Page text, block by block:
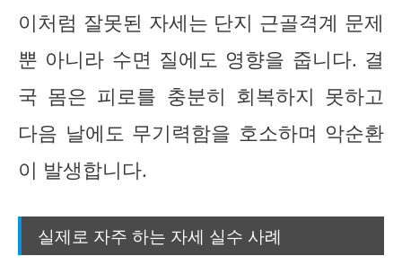
이처럼 잘못된 자세는 단지 근골격계 문제
뿐 아니라 수면 질에도 영향을 줍니다. 결
국 몸은 피로를 충분히 회복하지 못하고
다음 날에도 무기력함을 호소하며 악순환
이 발생합니다.
실제로 자주 하는 자세 실수 사례